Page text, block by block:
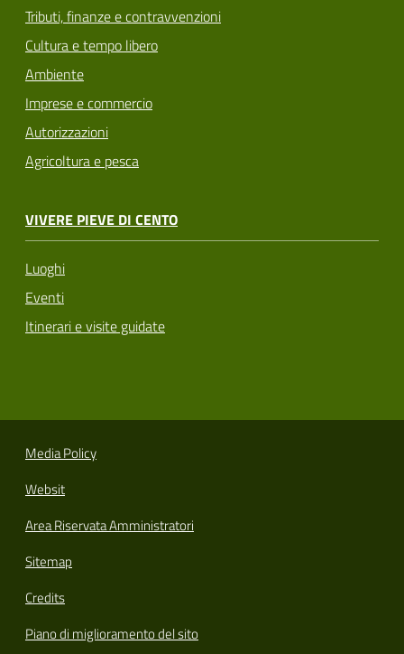
Tributi, finanze e contravvenzioni
Cultura e tempo libero
Ambiente
Imprese e commercio
Autorizzazioni
Agricoltura e pesca
VIVERE PIEVE DI CENTO
Luoghi
Eventi
Itinerari e visite guidate
Media Policy
Websit
Area Riservata Amministratori
Sitemap
Credits
Piano di miglioramento del sito